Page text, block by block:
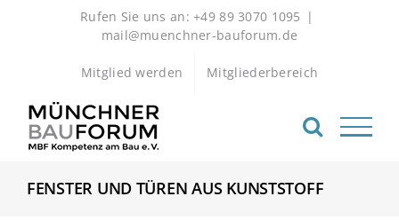
Rufen Sie uns an: +49 89 3070 1095 |
mail@muenchner-bauforum.de
Mitglied werden Mitgliederbereich
FENSTER UND TÜREN AUS KUNSTSTOFF